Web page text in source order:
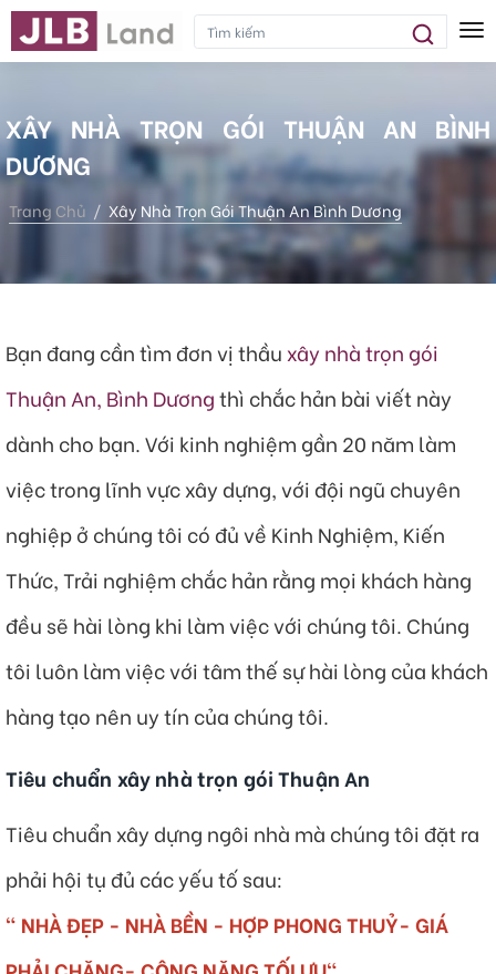
XÂY NHÀ TRỌN GÓI THUẬN AN BÌNH
DƯƠNG
Trang Chủ Xây Nhà Trọn Gói Thuận An Bình Dương
Bạn đang cần tìm đơn vị thầuxây nhà trọn gói
Thuận An, Bình Dươngthì chắc hản bài viết này
dành cho bạn. Với kinh nghiệm gần 20 năm làm
việc trong lĩnh vực xây dựng, với đội ngũ chuyên
nghiệp ở chúng tôi có đủ về Kinh Nghiệm, Kiến
Thức, Trải nghiệm chắc hản rằng mọi khách hàng
đều sẽ hài lòng khi làm việc với chúng tôi. Chúng
tôi luôn làm việc với tâm thế sự hài lòng của khách
hàng tạo nên uy tín của chúng tôi.
Tiêu chuẩn xây nhà trọn gói Thuận An
Tiêu chuẩn xây dựng ngôi nhà mà chúng tôi đặt ra
phải hội tụ đủ các yếu tố sau:
" NHÀ ĐẸP - NHÀ BỀN - HỢP PHONG THUỶ- GIÁ